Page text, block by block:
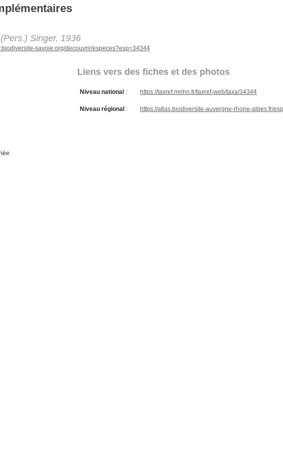
Singer, 1936
savoie.org/decouvrir/especes?esp=34344
Liens vers des fiches et des photos
Niveau national : https://taxref.mnhn.fr/taxref-web/taxa/34344
Niveau régional : https://atlas.biodiversite-auvergne-rhone-alpes.fr/